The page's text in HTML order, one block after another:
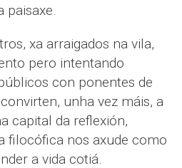
paisaxe.
xa arraigados na vila,
pero intentando
con ponentes de
unha vez máis, a
capital da reflexión,
filocófica nos axude como
a vida cotiá.